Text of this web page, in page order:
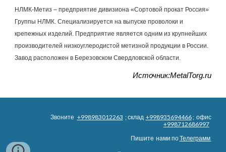
НЛМК-Метиз – предприятие дивизиона «Сортовой прокат Россия»
Группы НЛМК. Специализируется на выпуске проволоки и
крепежных изделий. Предприятие является одним из крупнейших
производителей низкоуглеродистой метизной продукции в России.
Завод расположен в Березовском Свердловской области.
Источник:MetalTorg.ru
Звоните +998983012263 ; склад +998935694466; офис
+998712686997
Пишите нами поТелеграмм